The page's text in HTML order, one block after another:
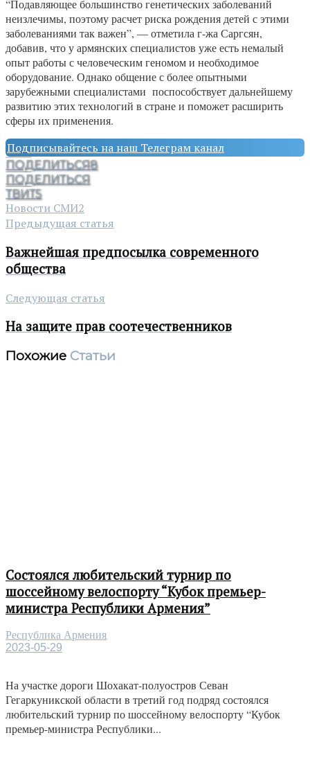
“Подавляющее большинство генетических заболеваний
неизлечимы, поэтому расчет риска рождения детей с этими
заболеваниями так важен”, — отметила г-жа Саргсян,
добавив, что у армянских специалистов уже есть немалый
опыт работы с человеческим геномом и необходимое
оборудование. Однако общение с более опытными
зарубежными специалистами поспособствует дальнейшему
развитию этих технологий в стране и поможет расширить
сферы их применения.
Подписывайтесь на наш Телеграм канал
ПОДЕЛИТЬСЯ8
ПОДЕЛИТЬСЯ
ТВИТ5
Новости СМИ2
Предыдущая статья
Важнейшая предпосылка современного
общества
Следующая статья
На защите прав соотечественников
Похожие Статьи
Состоялся любительский турнир по
шоссейному велоспорту “Кубок премьер-
министра Республики Армения”
Республика Армения
2023-05-29
На участке дороги Шохакат-полуостров Севан
Гегаркуникской области в третий год подряд состоялся
любительский турнир по шоссейному велоспорту “Кубок
премьер-министра Республики...